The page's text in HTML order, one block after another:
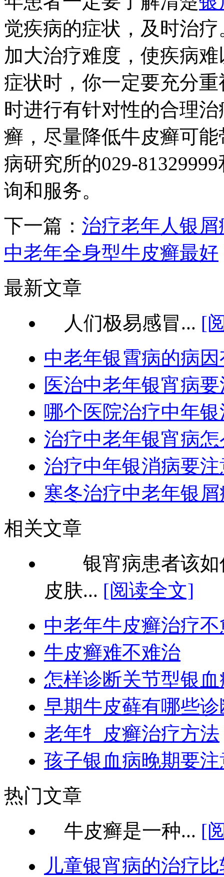
觉疾病的症状，及时治
加大治疗难度，使疾病
症状时，你一定要充分
时进行有针对性的合理
癣，尽量降低牛皮癣可
病研究所的029-
询和服务。
下一篇： 治疗老年人银
中老年全身型牛皮癣最好
最新文章
人们极易感冒... [
中老年银霄病的病
医治中老年银宵病
哪个医院治疗中年
治疗中老年银宵病
治疗中年银消病要
寒冬治疗中老年银
相关文章
银宵病患者该如
皮肤... [阅读全文]
中老年牛皮癣治疗
牛皮癣难不难治
怎样诊断关节型银
早期牛皮藓有哪些
老年牜皮癣治疗方法
孩子银血病晚期要
热门文章
牛皮癣是一种... [
儿童银宵病的治疗